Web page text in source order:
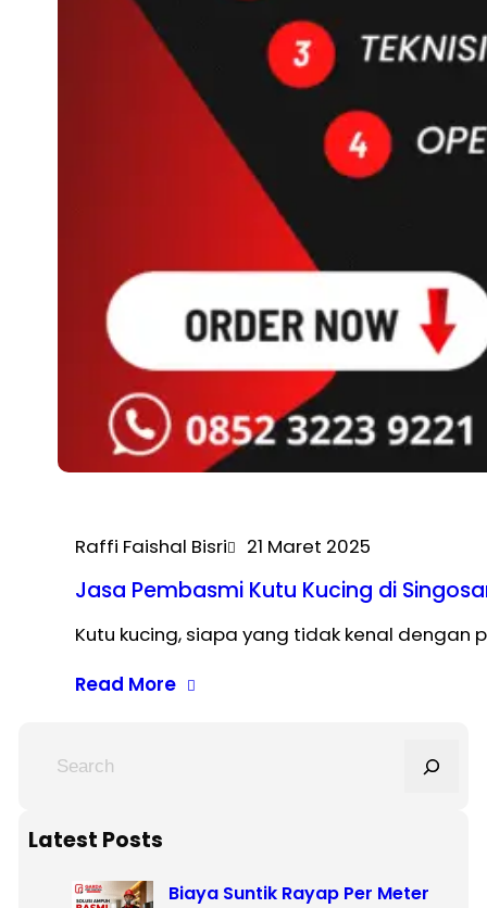
Raffi Faishal Bisri 21 Maret 2025
Jasa Pembasmi Kutu Kucing di
Kutu kucing, siapa yang tidak kenal dengan
Read More
rLatest Posts
Biaya Suntik Rayap Per Meter